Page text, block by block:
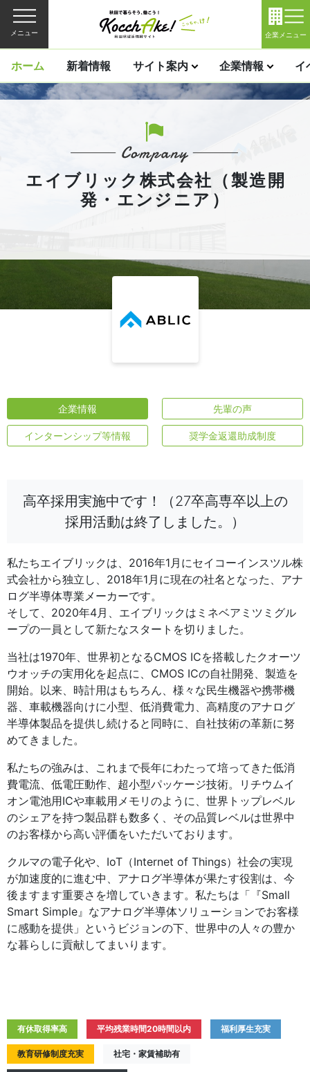
メニュー 企業メニュー
ホーム 新着情報 サイト案内 企業情報 イ
エイブリック株式会社（製造開
発・エンジニア）
企業情報 先輩の声
インターンシップ等情報 奨学金返還助成制度
高卒採用実施中です！（27卒高専卒以上の
採用活動は終了しました。）
私たちエイブリックは、2016年1月にセイコーインスツル株
式会社から独立し、2018年1月に現在の社名となった、アナ
ログ半導体専業メーカーです。
そして、2020年4月、エイブリックはミネベアミツミグル
ープの一員として新たなスタートを切りました。
当社は1970年、世界初となるCMOS ICを搭載したクオーツ
ウオッチの実用化を起点に、CMOS ICの自社開発、製造を
開始。以来、時計用はもちろん、様々な民生機器や携帯機
器、車載機器向けに小型、低消費電力、高精度のアナログ
半導体製品を提供し続けると同時に、自社技術の革新に努
めてきました。
私たちの強みは、これまで長年にわたって培ってきた低消
費電流、低電圧動作、超小型パッケージ技術。リチウムイ
オン電池用ICや車載用メモリのように、世界トップレベル
のシェアを持つ製品群も数多く、その品質レベルは世界中
のお客様から高い評価をいただいております。
クルマの電子化や、IoT（Internet of Things）社会の実現
が加速度的に進む中、アナログ半導体が果たす役割は、今
後ますます重要さを増していきます。私たちは「『Small
Smart Simple』なアナログ半導体ソリューションでお客様
に感動を提供」というビジョンの下、世界中の人々の豊か
な暮らしに貢献してまいります。
有休取得率高 平均残業時間20時間以内 福利厚生充実
教育研修制度充実 社宅・家賃補助有